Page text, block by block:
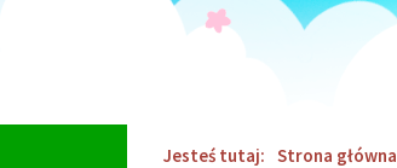
Jesteś tutaj: Strona główna